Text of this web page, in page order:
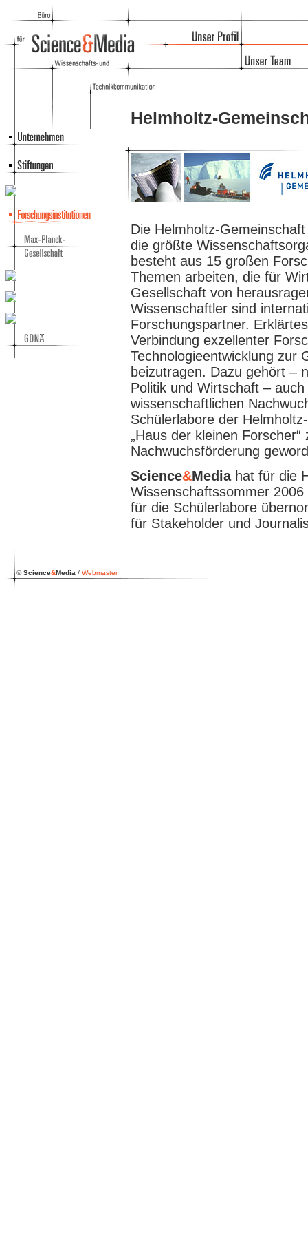
Helmholtz-
Die Helmholtz-
die größte
besteht aus 15 großen
Themen arbeiten, die für
Gesellschaft von
Wissenschaftler sind
Forschungspartner.
Verbindung exzellenter
Technologieentwicklung zur
beizutragen. Dazu gehört –
Politik und Wirtschaft –
wissenschaftlichen
Schülerlabore der
„Haus der kleinen
Nachwuchsförderung
Science&Mediahat für die
Wissenschaftssommer
für die Schülerlabore
für Stakeholder und
©Science&Media / Webmaster